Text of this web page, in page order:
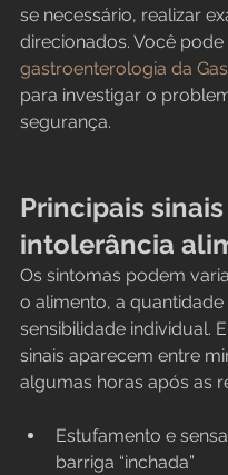
se necessário, realizar
direcionados. Você pode
gastroenterologia da
para investigar o
segurança.
Principais
intolerância
Os sintomas podem
o alimento, a quantidade
sensibilidade individual.
sinais aparecem entre
algumas horas após as
Estufamento e
barriga “inchada”